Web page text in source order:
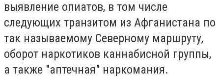
выявление опиатов, в том числе
следующих транзитом из Афганистана по
так называемому Северному маршруту,
оборот наркотиков каннабисной группы,
а также "аптечная" наркомания.